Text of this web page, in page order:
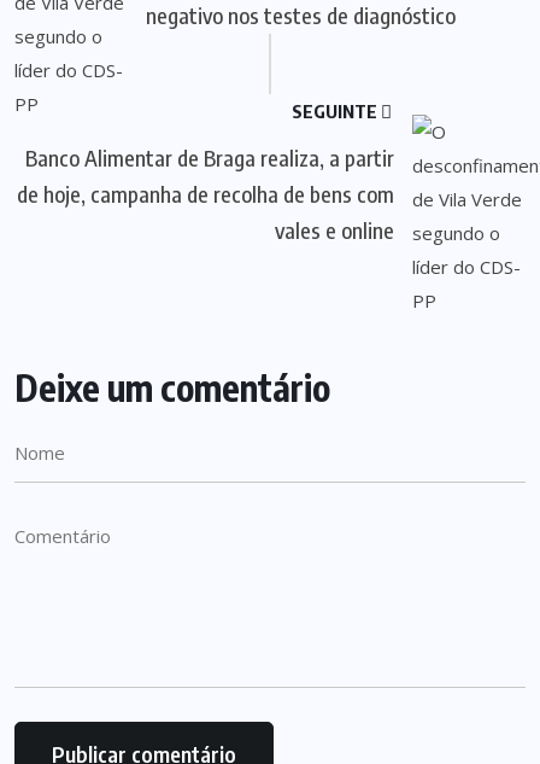
negativo nos testes de diagnóstico
SEGUINTE
Banco Alimentar de Braga realiza, a partir
de hoje, campanha de recolha de bens com
vales e online
Deixe um comentário